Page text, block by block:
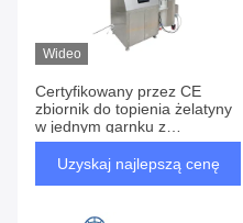
Wideo
Certyfikowany przez CE
zbiornik do topienia żelatyny
w jednym garnku z
systemem HIM
Uzyskaj najlepszą cenę